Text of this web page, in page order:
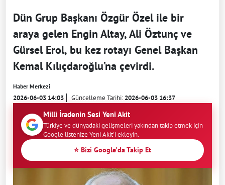
Dün Grup Başkanı Özgür Özel ile bir
araya gelen Engin Altay, Ali Öztunç ve
Gürsel Erol, bu kez rotayı Genel Başkan
Kemal Kılıçdaroğlu’na çevirdi.
Haber Merkezi
2026-06-03 14:03 Güncelleme Tarihi:2026-06-03 16:37
Milli İradenin Sesi Yeni Akit
Türkiye ve dünyadaki gelişmeleri yakından takip etmek için
Google listenize Yeni Akit'i ekleyin.
⭐ Bizi Google'da Takip Et